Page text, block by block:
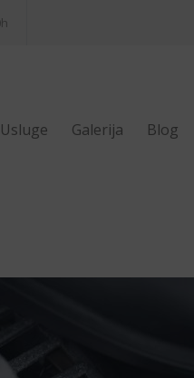
Usluge Galerija Blog